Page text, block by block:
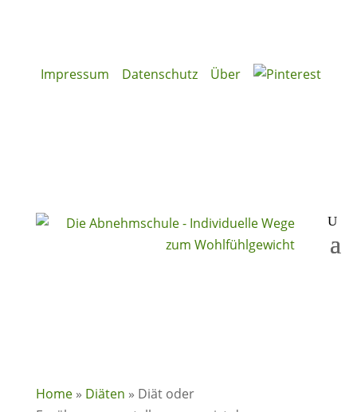
Impressum Datenschutz Über
Home» Diäten » Diät oder